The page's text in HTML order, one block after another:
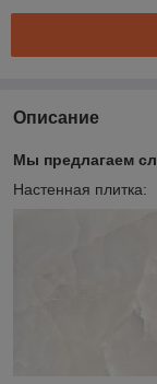
Описание
Мы предлагаем
Настенная плитка: